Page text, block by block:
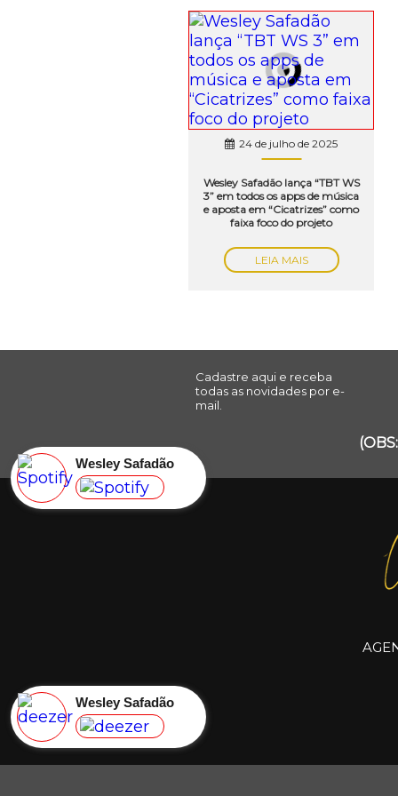
24 de julho de 2025
Wesley Safadão lança “TBT WS
3” em todos os apps de música
e aposta em “Cicatrizes” como
faixa foco do projeto
LEIA MAIS
Wesley Safadão
Wesley Safadão
Cadastre aqui e receba
todas as novidades por e-
mail.